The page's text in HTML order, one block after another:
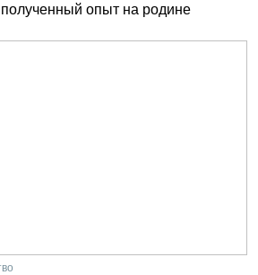
полученный опыт на родине